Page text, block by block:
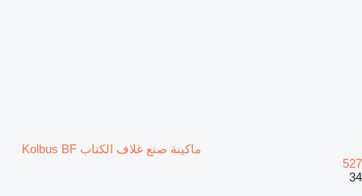
ماكينة صنع غلاف الكتاب Kolbus BF
527
34